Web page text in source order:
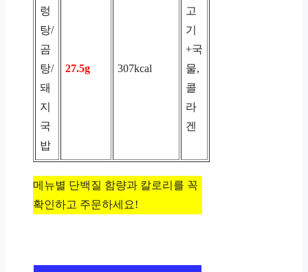
렁
탕/
곰
탕/
돼
지
국
밥
27.5g 307kcal
고
기
+국
물,
콜
라
겐
메뉴별 단백질 함량과 칼로리를 꼭
확인하고 주문하세요!